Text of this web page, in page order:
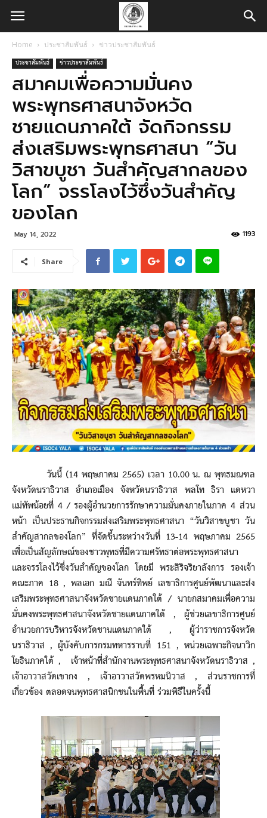
Home ประชาสัมพันธ์ ข่าวประชาสัมพันธ์
ประชาสัมพันธ์ ข่าวประชาสัมพันธ์
สมาคมเพื่อความมั่นคง
พระพุทธศาสนาจังหวัด
ชายแดนภาคใต้ จัดกิจกรรม
ส่งเสริมพระพุทธศาสนา “วัน
วิสาขบูชา วันสำคัญสากลของ
โลก” จรรโลงไว้ซึ่งวันสำคัญ
ของโลก
May 14, 2022 1193
Share
วันนี้ (14 พฤษภาคม 2565) เวลา 10.00 น. ณ พุทธมณฑล
จังหวัดนราธิวาส อำเภอเมือง จังหวัดนราธิวาส พลโท ธิรา แดหวา
แม่ทัพน้อยที่ 4 / รองผู้อำนวยการรักษาความมั่นคงภายในภาค 4 ส่วน
หน้า เป็นประธานกิจกรรมส่งเสริมพระพุทธศาสนา “วันวิสาขบูชา วัน
สำคัญสากลของโลก” ที่จัดขึ้นระหว่างวันทึ่ 13-14 พฤษภาคม 2565
เพื่อเป็นสัญลักษณ์ของชาวพุทธที่มีความศรัทธาต่อพระพุทธศาสนา
และจรรโลงไว้ซึ่งวันสำคัญของโลก โดยมี พระสิริจริยาลังการ รองเจ้า
คณะภาค 18 , พลเอก มณี จันทร์ทิพย์ เลขาธิการศูนย์พัฒนาและส่ง
เสริมพระพุทธศาสนาจังหวัดชายแดนภาคใต้ / นายกสมาคมเพื่อความ
มั่นคงพระพุทธศาสนาจังหวัดชายแดนภาคใต้ , ผู้ช่วยเลขาธิการศูนย์
อำนวยการบริหารจังหวัดชานแดนภาคใต้ , ผู้ว่าราชการจังหวัด
นราธิวาส , ผู้บังคับการกรมทหารราบที่ 151 , หน่วยเฉพาะกิจนาวิก
โยธินภาคใต้ , เจ้าหน้าที่สำนักงานพระพุทธศาสนาจังหวัดนราธิวาส ,
เจ้าอาวาสวัดเขากง , เจ้าอาวาสวัดพรหมนิวาส , ส่วนราชการที่
เกี่ยวข้อง ตลอดจนพุทธศาสนิกชนในพื้นที่ ร่วมพิธีในครั้งนี้